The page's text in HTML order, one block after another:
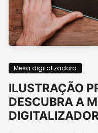
Mesa digitalizadora
ILUSTRAÇÃO
DESCUBRA A